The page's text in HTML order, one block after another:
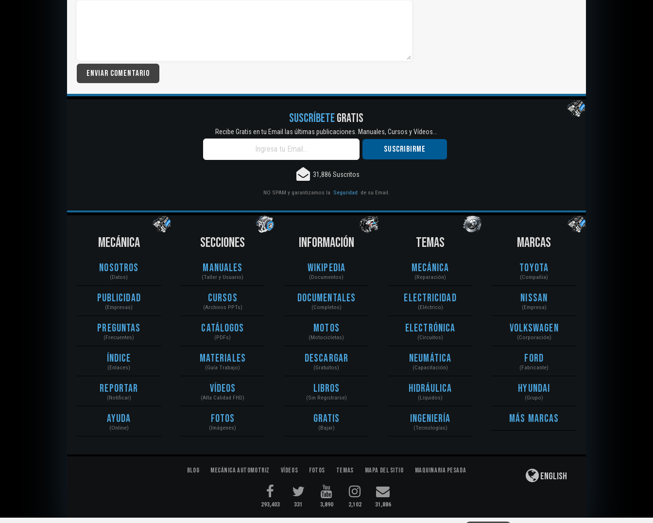
SUSCRÍBETEGRATIS
Recibe Gratis en tu Email las últimas publicaciones. Manuales, Cursos y Vídeos...
31,886 Suscritos
NO SPAM y garantizamos la Seguridad de su Email.
MECÁNICA
Nosotros
(Datos)
Publicidad
(Empresas)
Preguntas
(Frecuentes)
Índice
(Enlaces)
Reportar
(Notificar)
Ayuda
(Online)
SECCIONES
Manuales
(Taller y Usuario)
Cursos
(Archivos PPTs)
Catálogos
(PDFs)
Materiales
(Guía Trabajo)
Vídeos
(Alta Calidad FHD)
Fotos
(Imágenes)
INFORMACIÓN
Wikipedia
(Documentos)
Documentales
(Completos)
Motos
(Motocicletas)
Descargar
(Gratuitos)
Libros
(Sin Registrarse)
Gratis
(Bajar)
TEMAS
Mecánica
(Reparación)
Electricidad
(Eléctrico)
Electrónica
(Circuitos)
Neumática
(Capacitación)
Hidráulica
(Líquidos)
Ingeniería
(Tecnologías)
MARCAS
Toyota
(Compañía)
Nissan
(Empresa)
Volkswagen
(Corporación)
Ford
(Fabricante)
Hyundai
(Grupo)
Más Marcas
Blog Mecánica Automotriz Vídeos Fotos Temas Mapa del Sitio Maquinaria Pesada
293,403 331 3,890 2,102 31,886
English